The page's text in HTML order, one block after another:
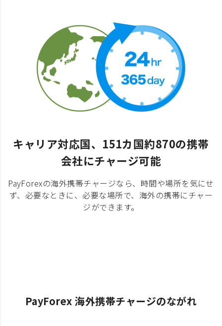
キャリア対応国、151カ国約870の携帯
会社にチャージ可能
PayForexの海外携帯チャージなら、時間や場所を気にせ
ず、必要なときに、必要な場所で、海外の携帯にチャー
ジができます。
PayForex 海外携帯チャージのながれ